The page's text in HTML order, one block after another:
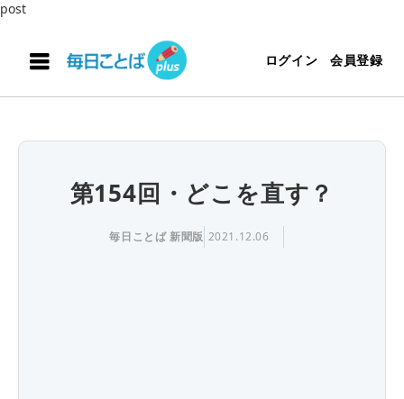
post
ログイン 会員登録
第154回・どこを直す？
毎日ことば 新聞版 2021.12.06